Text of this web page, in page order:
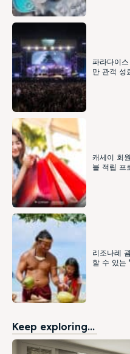
파라다이
만 관객 성
캐세이 회
블 적립 프
리조나레
할 수 있는
Keep exploring...